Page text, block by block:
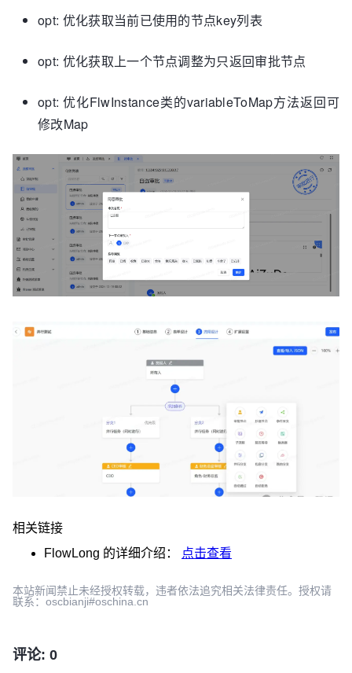
opt: 优化获取当前已使用的节点key列表
opt: 优化获取上一个节点调整为只返回审批节点
opt: 优化FlwInstance类的variableToMap方法返回可
修改Map
相关链接
FlowLong 的详细介绍： 点击查看
本站新闻禁止未经授权转载，违者依法追究相关法律责任。授权请
联系：oscbianji#oschina.cn
评论: 0